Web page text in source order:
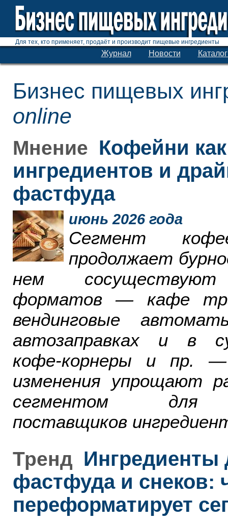
Для тех, кто применяет, продаёт и производит пищевые ингредиенты
Журнал Новости
Бизнес пищевых
online
Мнение Кофейни
ингредиентов и
фастфуда
июнь 2026 года
Сегмент
продолжает
нем
форматов — кафе
вендинговые
автозаправках и в
кофе-корнеры и пр.
изменения упрощают
сегментом для
поставщиков
Тренд Ингредиенты
фастфуда и снеков:
переформатирует